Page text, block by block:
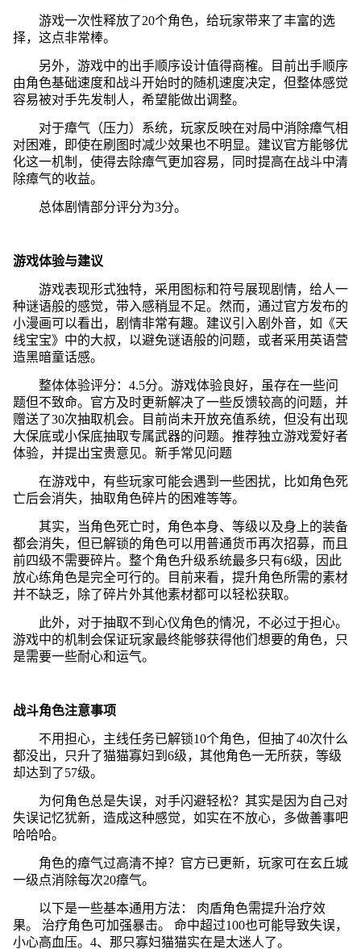
游戏一次性释放了20个角色，给玩家带来了丰富的选
择，这点非常棒。
另外，游戏中的出手顺序设计值得商榷。目前出手顺序
由角色基础速度和战斗开始时的随机速度决定，但整体感觉
容易被对手先发制人，希望能做出调整。
对于瘴气（压力）系统，玩家反映在对局中消除瘴气相
对困难，即使在刷图时减少效果也不明显。建议官方能够优
化这一机制，使得去除瘴气更加容易，同时提高在战斗中清
除瘴气的收益。
总体剧情部分评分为3分。
游戏体验与建议
游戏表现形式独特，采用图标和符号展现剧情，给人一
种谜语般的感觉，带入感稍显不足。然而，通过官方发布的
小漫画可以看出，剧情非常有趣。建议引入剧外音，如《天
线宝宝》中的大叔，以避免谜语般的问题，或者采用英语营
造黑暗童话感。
整体体验评分：4.5分。游戏体验良好，虽存在一些问
题但不致命。官方及时更新解决了一些反馈较高的问题，并
赠送了30次抽取机会。目前尚未开放充值系统，但没有出现
大保底或小保底抽取专属武器的问题。推荐独立游戏爱好者
体验，并提出宝贵意见。新手常见问题
在游戏中，有些玩家可能会遇到一些困扰，比如角色死
亡后会消失，抽取角色碎片的困难等等。
其实，当角色死亡时，角色本身、等级以及身上的装备
都会消失，但已解锁的角色可以用普通货币再次招募，而且
前四级不需要碎片。整个角色升级系统最多只有6级，因此
放心练角色是完全可行的。目前来看，提升角色所需的素材
并不缺乏，除了碎片外其他素材都可以轻松获取。
此外，对于抽取不到心仪角色的情况，不必过于担心。
游戏中的机制会保证玩家最终能够获得他们想要的角色，只
是需要一些耐心和运气。
战斗角色注意事项
不用担心，主线任务已解锁10个角色，但抽了40次什么
都没出，只升了猫猫寡妇到6级，其他角色一无所获，等级
却达到了57级。
为何角色总是失误，对手闪避轻松？其实是因为自己对
失误记忆犹新，造成这种感觉，如实在不放心，多做善事吧
哈哈哈。
角色的瘴气过高清不掉？官方已更新，玩家可在玄丘城
一级点消除每次20瘴气。
以下是一些基本通用方法： 肉盾角色需提升治疗效
果。 治疗角色可加强暴击。 命中超过100也可能导致失误，
小心高血压。4、那只寡妇猫猫实在是太迷人了。